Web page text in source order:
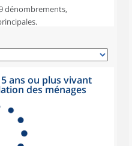
dénombrements,
ans ou plus vivant
des ménages